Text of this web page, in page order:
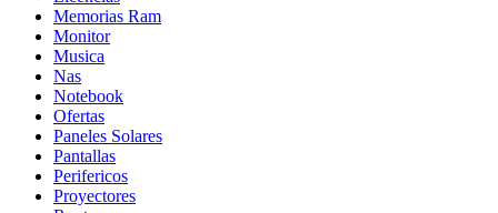
Memorias Ram
Monitor
Musica
Nas
Notebook
Ofertas
Paneles Solares
Pantallas
Perifericos
Proyectores